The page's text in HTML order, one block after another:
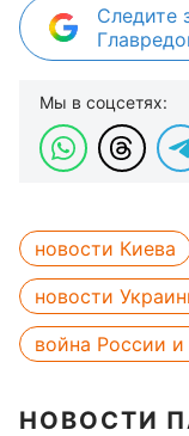
Следите
Мы в соцсетях:
новости Киева
новости
война России
НОВОСТИ